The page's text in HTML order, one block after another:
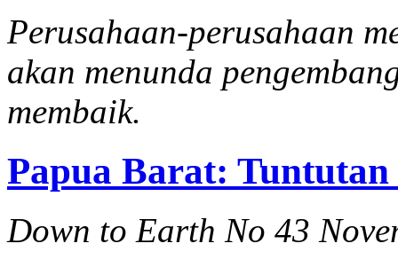
Perusahaan-perusahaan
akan menunda
membaik.
Papua Barat:
Down to Earth No 43